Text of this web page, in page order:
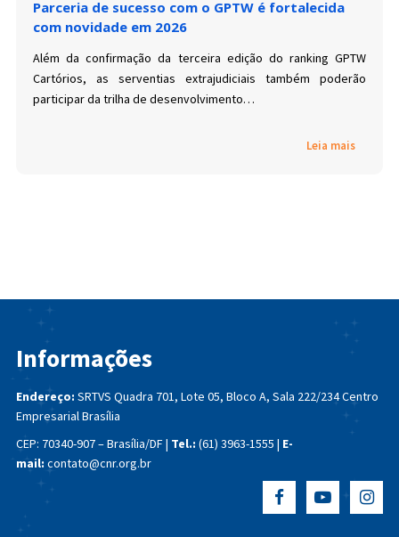
Parceria de sucesso com o GPTW é fortalecida
com novidade em 2026
Além da confirmação da terceira edição do ranking GPTW
Cartórios, as serventias extrajudiciais também poderão
participar da trilha de desenvolvimento…
Leia mais
Informações
Endereço: SRTVS Quadra 701, Lote 05, Bloco A, Sala 222/234Centro
Empresarial Brasília
CEP: 70340-907 – Brasília/DF | Tel.: (61) 3963-1555 | E-
mail: contato@cnr.org.br